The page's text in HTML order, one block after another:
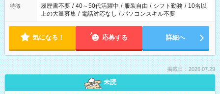
合は応募できません。
特徴 履歴書不要 / 40～50代活躍中 / 服装自由 / シフト勤務 / 10名以
上の大量募集 / 電話対応なし / パソコンスキル不要
気になる！ 応募する 詳細へ
掲載日：2026.07.29
未読